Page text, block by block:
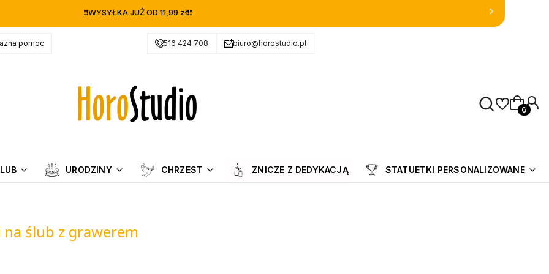
❗❗WYSYŁKA JUŻ OD 11,99 zł❗❗
pomoc 516 424 708 biuro@horostudio.pl
URODZINY CHRZEST ZNICZE Z DEDYKACJĄ STATUETKI PERSONALIZOWANE
na ślub z grawerem